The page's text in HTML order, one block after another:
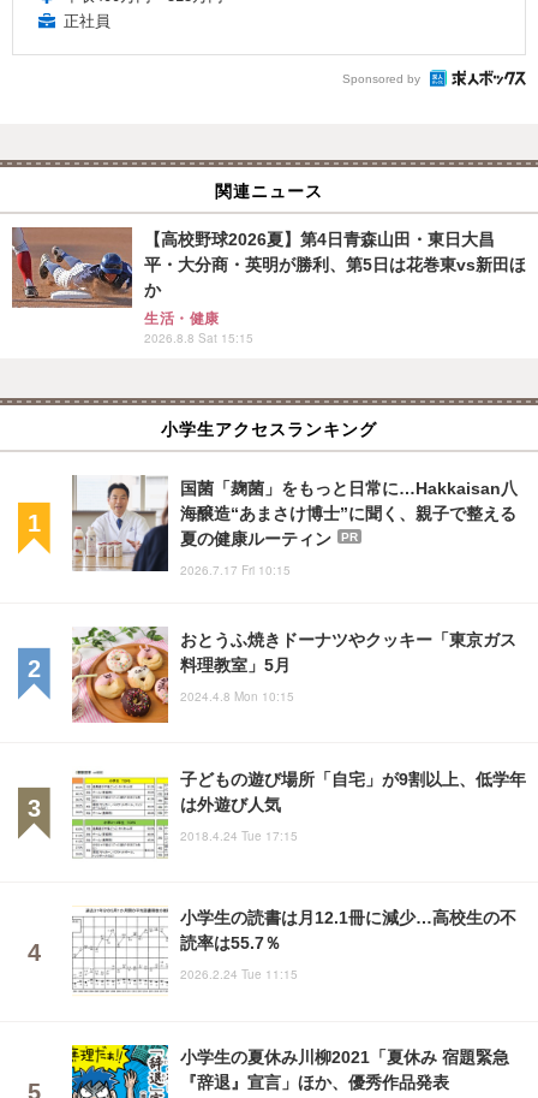
正社員
Sponsored by
関連ニュース
【高校野球2026夏】第4日青森山田・東日大昌
平・大分商・英明が勝利、第5日は花巻東vs新田ほ
か
生活・健康
2026.8.8 Sat 15:15
小学生アクセスランキング
国菌「麹菌」をもっと日常に…Hakkaisan八
海醸造“あまさけ博士”に聞く、親子で整える
夏の健康ルーティン
PR
2026.7.17 Fri 10:15
おとうふ焼きドーナツやクッキー「東京ガス
料理教室」5月
2024.4.8 Mon 10:15
子どもの遊び場所「自宅」が9割以上、低学年
は外遊び人気
2018.4.24 Tue 17:15
小学生の読書は月12.1冊に減少…高校生の不
読率は55.7％
2026.2.24 Tue 11:15
小学生の夏休み川柳2021「夏休み 宿題緊急
『辞退』宣言」ほか、優秀作品発表